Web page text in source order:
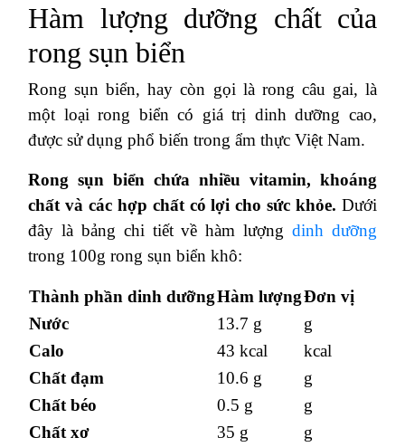
Hàm lượng dưỡng chất của
rong sụn biển
Rong sụn biển, hay còn gọi là rong câu gai, là
một loại rong biển có giá trị dinh dưỡng cao,
được sử dụng phổ biến trong ẩm thực Việt Nam.
Rong sụn biển chứa nhiều vitamin, khoáng
chất và các hợp chất có lợi cho sức khỏe. Dưới
đây là bảng chi tiết về hàm lượngdinh dưỡng
trong 100g rong sụn biển khô:
Thành phần dinh dưỡngHàm lượngĐơn vị
Nước
13.7 g
g
Calo
43 kcal
kcal
Chất đạm
10.6 g
g
Chất béo
0.5 g
g
Chất xơ
35 g g